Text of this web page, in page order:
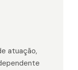
atuação,